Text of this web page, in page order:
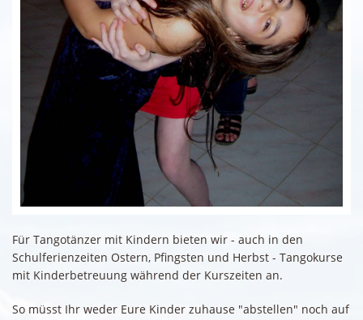
Für Tangotänzer mit Kindern bieten wir - auch in den
Schulferienzeiten Ostern, Pfingsten und Herbst - Tangokurse
mit Kinderbetreuung während der Kurszeiten an.
So müsst Ihr weder Eure Kinder zuhause "abstellen" noch auf